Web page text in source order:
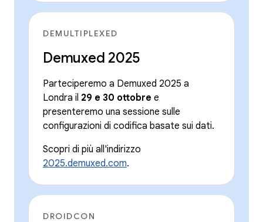
DEMULTIPLEXED
Demuxed 2025
Parteciperemo a Demuxed 2025 a
Londra il 29 e 30 ottobre e
presenteremo una sessione sulle
configurazioni di codifica basate sui dati.
Scopri di più all'indirizzo
2025.demuxed.com.
DROIDCON